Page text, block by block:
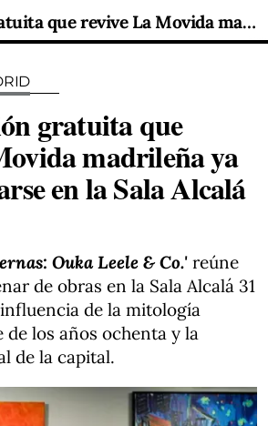
La exposición gratuita que revive La Movida madrileña ya puede visitarse en la Sala Alcalá 31
gratuita que
madrileña ya
en la Sala Alcalá
Ouka Leele & Co.' reúne
de obras en la Sala Alcalá 31
de la mitología
de los años ochenta y la
de la capital.